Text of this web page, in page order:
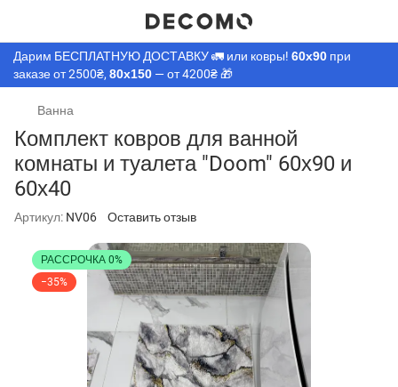
Дарим БЕСПЛАТНУЮ ДОСТАВКУ 🚛 или ковры! 60х90 при
заказе от 2500₴, 80х150 — от 4200₴ 🎁
Ванна
Комплект ковров для ванной
комнаты и туалета "Doom" 60х90 и
60х40
Артикул: NV06 Оставить отзыв
РАССРОЧКА 0%
−35%